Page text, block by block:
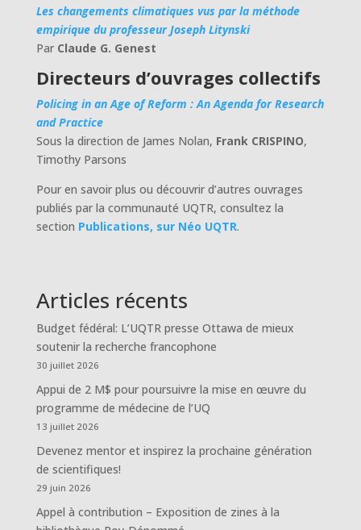
Les changements climatiques vus par la méthode
empirique du professeur Joseph Litynski
Par Claude G. Genest
Directeurs d’ouvrages collectifs
Policing in an Age of Reform : An Agenda for Research
and Practice
Sous la direction de James Nolan, Frank CRISPINO,
Timothy Parsons
Pour en savoir plus ou découvrir d’autres ouvrages
publiés par la communauté UQTR, consultez la
section Publications, sur Néo UQTR.
Articles récents
Budget fédéral: L’UQTR presse Ottawa de mieux
soutenir la recherche francophone
30 juillet 2026
Appui de 2 M$ pour poursuivre la mise en œuvre du
programme de médecine de l’UQ
13 juillet 2026
Devenez mentor et inspirez la prochaine génération
de scientifiques!
29 juin 2026
Appel à contribution – Exposition de zines à la